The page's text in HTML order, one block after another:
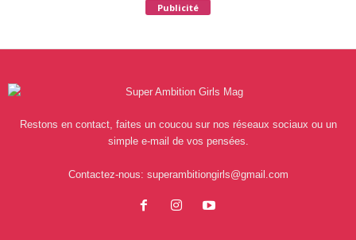
Publicité
Restons en contact, faites un coucou sur nos réseaux sociaux ou un
simple e-mail de vos pensées.
Contactez-nous: superambitiongirls@gmail.com